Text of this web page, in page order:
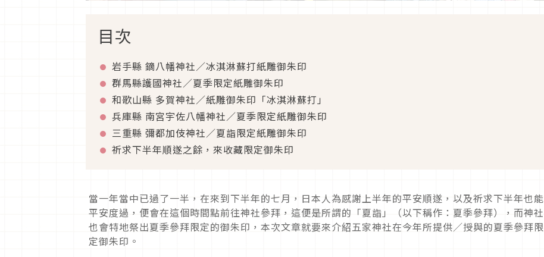
目次
岩手縣 鏑八幡神社／冰淇淋蘇打紙雕御朱印
群馬縣護國神社／夏季限定紙雕御朱印
和歌山縣 多賀神社／紙雕御朱印「冰淇淋蘇打」
兵庫縣 南宮宇佐八幡神社／夏季限定紙雕御朱印
三重縣 彌都加伎神社／夏詣限定紙雕御朱印
祈求下半年順遂之餘，來收藏限定御朱印
當一年當中已過了一半，在來到下半年的七月，日本人為感謝上半年的平安順遂，以及祈求下半年也能
平安度過，便會在這個時間點前往神社參拜，這便是所謂的「夏詣」（以下稱作：夏季參拜），而神社
也會特地祭出夏季參拜限定的御朱印，本次文章就要來介紹五家神社在今年所提供／授與的夏季參拜限
定御朱印。